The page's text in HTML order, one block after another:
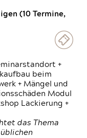
(10 Termine,
+
beim
+ Mängel und
Modul
Lackierung +
das Thema